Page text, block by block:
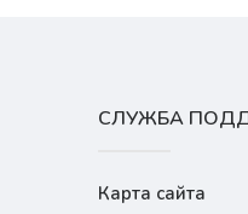
СЛУЖБА
Карта сайта